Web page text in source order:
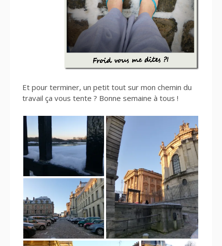
Et pour terminer, un petit tout sur mon chemin du
travail ça vous tente ? Bonne semaine à tous !